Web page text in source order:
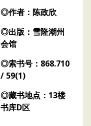
◎作者：陈政欣
◎出版：雪隆潮州
会馆
◎索书号：868.710
/ 59(1)
◎藏书地点：13楼
书库D区